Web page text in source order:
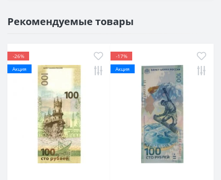
Рекомендуемые товары
-26%
Акция
-17%
Акция